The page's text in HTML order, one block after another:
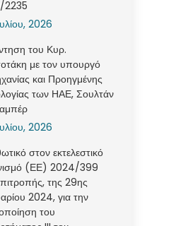
2235
2026
του Κυρ.
με τον υπουργό
και Προηγμένης
των ΗΑΕ, Σουλτάν
2026
στον εκτελεστικό
(ΕΕ) 2024/399
της 29ης
2024, για την
του